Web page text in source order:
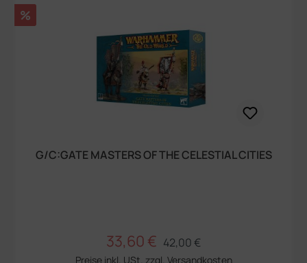
Rabatt
%
G/C:GATE MASTERS OF THE CELESTIAL CITIES
Verkaufspreis:
33,60 € Regulärer Preis:
42,00 €
Preise inkl. USt. zzgl. Versandkosten